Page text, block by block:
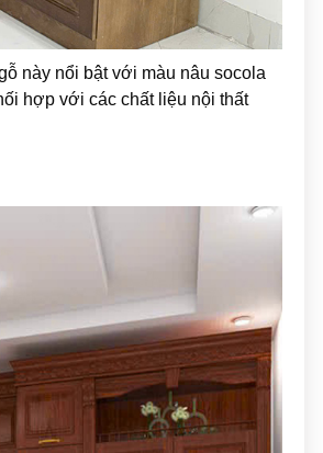
này nổi bật với màu nâu socola
hợp với các chất liệu nội thất